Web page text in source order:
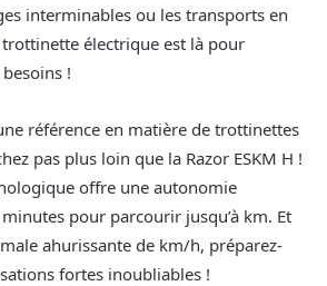
interminables ou les transports en
électrique est là pour
!
référence en matière de trottinettes
pas plus loin que la Razor ESKM H !
offre une autonomie
pour parcourir jusqu’à km. Et
ahurissante de km/h, préparez-
fortes inoubliables !